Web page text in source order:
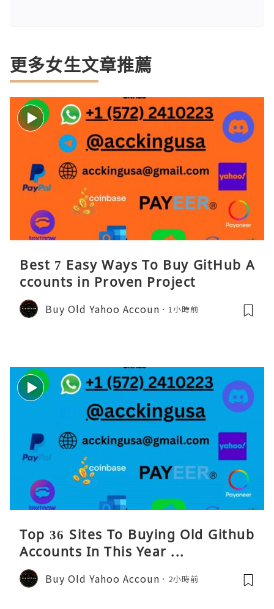
更多女生文章推薦
Best 7 Easy Ways To Buy GitHub A
ccounts in Proven Project
Buy Old Yahoo Accoun 1小時前
Top 36 Sites To Buying Old Github
Accounts In This Year ...
Buy Old Yahoo Accoun 2小時前